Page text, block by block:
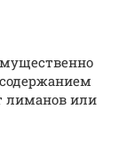
лиманов или